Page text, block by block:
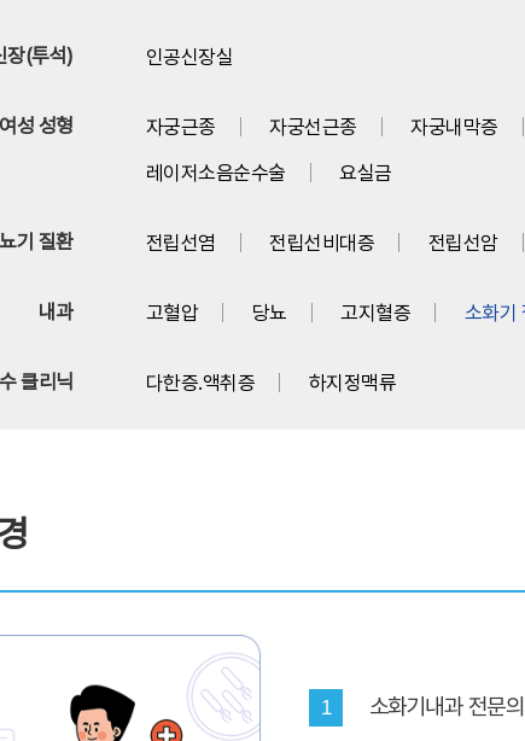
장(투석) 인공신장실
성 성형 자궁근종 자궁선근종 자궁내막증
레이저소음순수술
요실금
기 질환 전립선염 전립선비대증 전립선암
내과 고혈압 당뇨 고지혈증 소화기
클리닉 다한증.액취증 하지정맥류
1 소화기내과 전문